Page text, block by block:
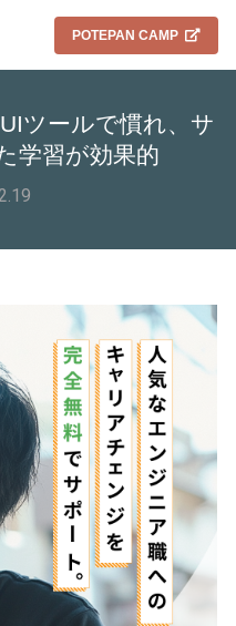
POTEPAN CAMP
ツールで慣れ、サ
学習が効果的